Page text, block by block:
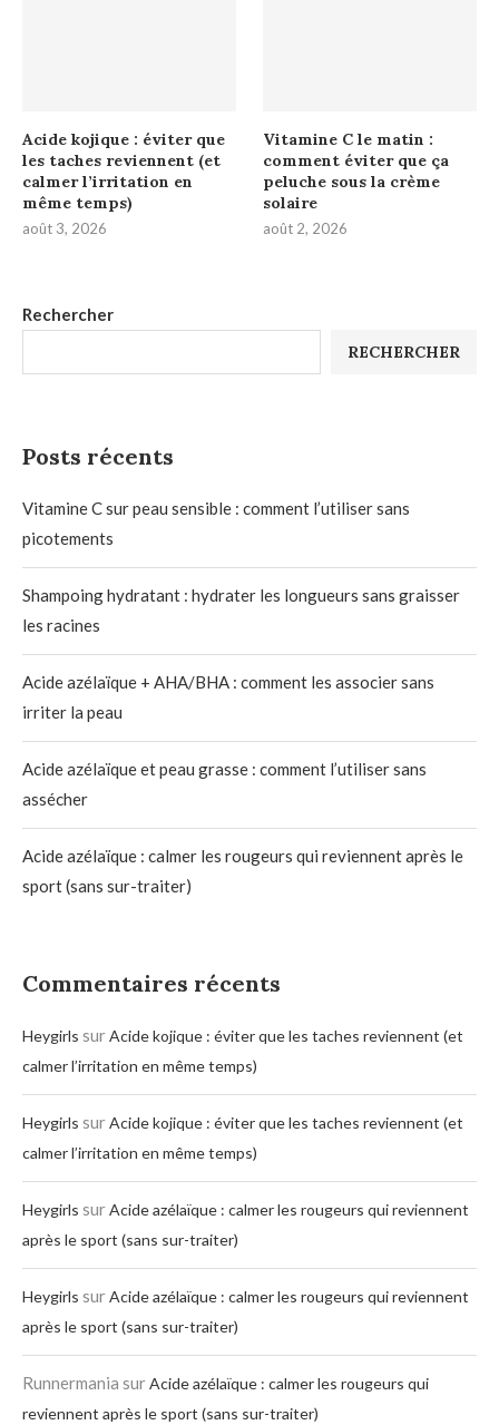
Rechercher
RECHERCHER
Posts récents
Vitamine C sur peau sensible : comment l’utiliser sans
picotements
Shampoing hydratant : hydrater les longueurs sans graisser
les racines
Acide azélaïque + AHA/BHA : comment les associer sans
irriter la peau
Acide azélaïque et peau grasse : comment l’utiliser sans
assécher
Acide azélaïque : calmer les rougeurs qui reviennent après le
sport (sans sur-traiter)
Commentaires récents
Heygirls surAcide kojique : éviter que les taches reviennent (et
calmer l’irritation en même temps)
Heygirls surAcide kojique : éviter que les taches reviennent (et
calmer l’irritation en même temps)
Heygirls surAcide azélaïque : calmer les rougeurs qui reviennent
après le sport (sans sur-traiter)
Heygirls surAcide azélaïque : calmer les rougeurs qui reviennent
après le sport (sans sur-traiter)
Runnermania surAcide azélaïque : calmer les rougeurs qui
reviennent après le sport (sans sur-traiter)
Acide kojique : éviter que
les taches reviennent (et
calmer l’irritation en
même temps)
août 3, 2026
Vitamine C le matin :
comment éviter que ça
peluche sous la crème
solaire
août 2, 2026